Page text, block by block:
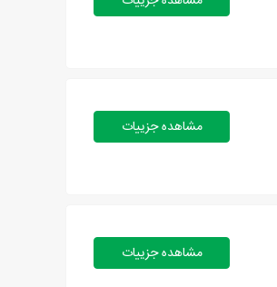
مشاهده جزییات
مشاهده جزییات